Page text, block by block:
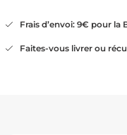
Frais d’envoi: 9€ pour la
Faites-vous livrer ou